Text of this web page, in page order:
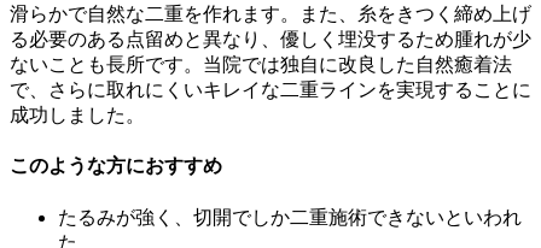
滑らかで自然な二重を作れます。また、糸をきつく締め上げ
る必要のある点留めと異なり、優しく埋没するため腫れが少
ないことも長所です。当院では独自に改良した自然癒着法
で、さらに取れにくいキレイな二重ラインを実現することに
成功しました。
このような方におすすめ
たるみが強く、切開でしか二重施術できないといわれ
た